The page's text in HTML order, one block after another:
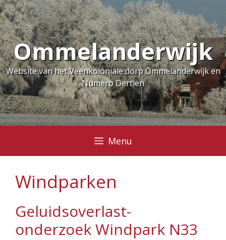
Ga
naar
de
inhoudOmmelanderwijk
Website van het Veenkoloniale dorp Ommelanderwijk en
Numero Dertien
Menu
Windparken
Geluidsoverlast-
onderzoek Windpark N33